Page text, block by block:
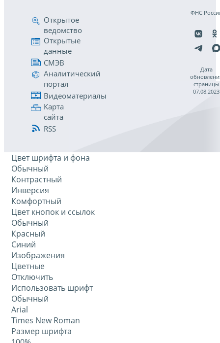
Открытое
ведомство
Открытые
данные
СМЭВ
Аналитический
портал
Видеоматериалы
Карта
сайта
RSS
ФНС
Дата
страницы
07.08.2023
Цвет шрифта и фона
Обычный
Контрастный
Инверсия
Комфортный
Цвет кнопок и ссылок
Обычный
Красный
Синий
Изображения
Цветные
Отключить
Использовать шрифт
Обычный
Arial
Times New Roman
Размер шрифта